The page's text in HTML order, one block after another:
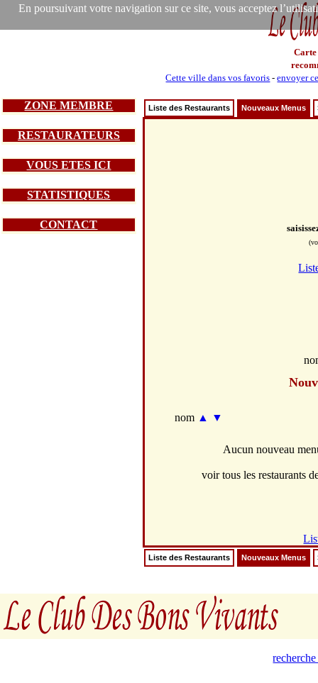
En poursuivant votre navigation sur ce site, vous acceptez
Carte
Cette ville dans vos favoris -envoyer
ZONE MEMBRE
RESTAURATEURS
VOUS ETES ICI
STATISTIQUES
CONTACT
Liste des Restaurants Nouveaux Menus
nom ▲ ▼
Aucun nouveau
voir tous les restaurants
Liste des Restaurants Nouveaux Menus